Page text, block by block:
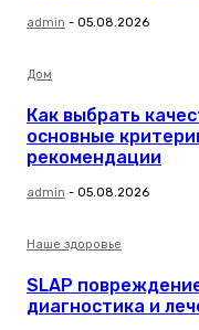
admin - 05.08.2026
Дом
Как выбрать
основные
рекомендации
admin - 05.08.2026
Наше здоровье
SLAP
диагностика и